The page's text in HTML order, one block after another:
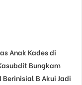
Anak Kades di
Bungkam
B Akui Jadi